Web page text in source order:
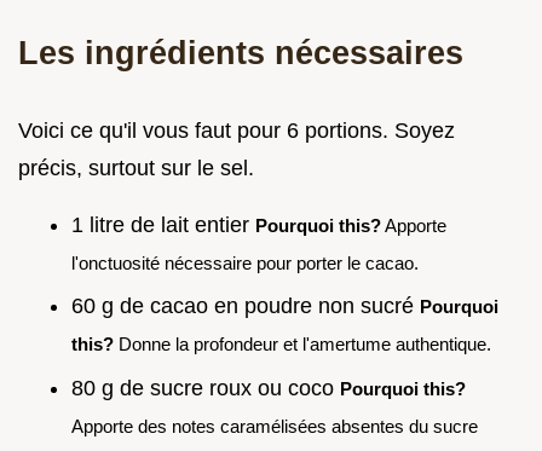
Les ingrédients nécessaires
Voici ce qu'il vous faut pour 6 portions. Soyez
précis, surtout sur le sel.
1 litre de lait entier Pourquoi this?Apporte
l'onctuosité nécessaire pour porter le cacao.
60 g de cacao en poudre non sucré Pourquoi
this? Donne la profondeur et l'amertume authentique.
80 g de sucre roux ou coco Pourquoi this?
Apporte des notes caramélisées absentes du sucre